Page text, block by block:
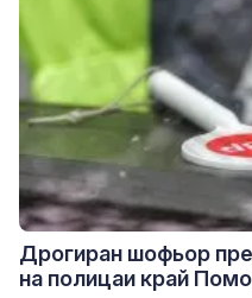
Дрогиран шофьор
на полицаи край